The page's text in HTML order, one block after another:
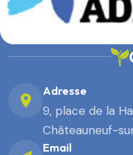
Adresse
9, place de la
Châteauneuf-
Email